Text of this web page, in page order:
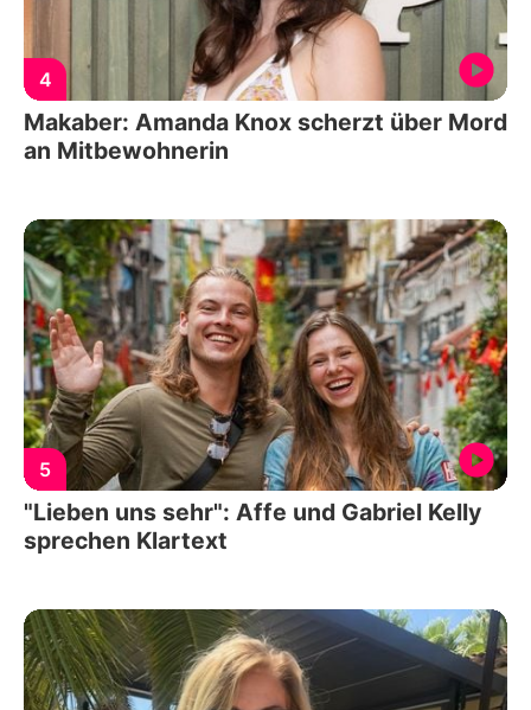
4
Makaber: Amanda Knox scherzt über Mord
an Mitbewohnerin
5
"Lieben uns sehr": Affe und Gabriel Kelly
sprechen Klartext